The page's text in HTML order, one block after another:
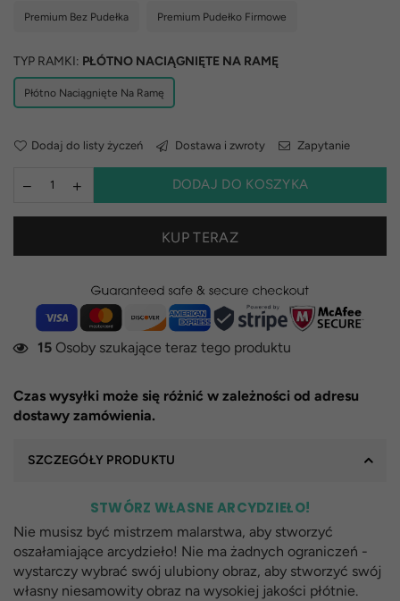
Premium Bez Pudełka Premium Pudełko Firmowe
TYP RAMKI: PŁÓTNO NACIĄGNIĘTE NA RAMĘ
Płótno Naciągnięte Na Ramę
Dodaj do listy życzeń Dostawa i zwroty Zapytanie
DODAJ DO KOSZYKA
KUP TERAZ
15 Osoby szukające teraz tego produktu
Czas wysyłki może się różnić w zależności od adresu
dostawy zamówienia.
SZCZEGÓŁY PRODUKTU
STWÓRZ WŁASNE ARCYDZIEŁO!
Nie musisz być mistrzem malarstwa, aby stworzyć
oszałamiające arcydzieło! Nie ma żadnych ograniczeń -
wystarczy wybrać swój ulubiony obraz, aby stworzyć swój
własny niesamowity obraz na wysokiej jakości płótnie.